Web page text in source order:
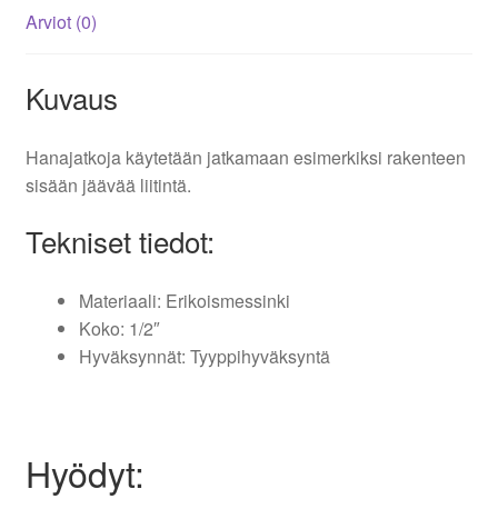
Arviot (0)
Kuvaus
Hanajatkoja käytetään jatkamaan esimerkiksi rakenteen
sisään jäävää liitintä.
Tekniset tiedot:
Materiaali: Erikoismessinki
Koko: 1/2″
Hyväksynnät: Tyyppihyväksyntä
Hyödyt: